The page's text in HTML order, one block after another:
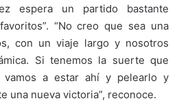
espera un partido bastante
“No creo que sea una
con un viaje largo y nosotros
Si tenemos la suerte que
vamos a estar ahí y pelearlo y
una nueva victoria”, reconoce.